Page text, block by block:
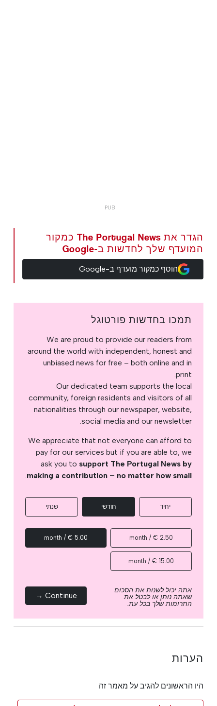
הגדר את The Portugal News כמקור
המועדף שלך לחדשות ב-Google
הוסף כמקור מועדף ב-Google
תמכו בחדשות פורטוגל
We are proud to provide our readers from
around the world with independent, honest and
unbiased news for free – both online and in
print.
Our dedicated team supports the local
community, foreign residents and visitors of all
nationalities through our newspaper, website,
social media and our newsletter.
We appreciate that not everyone can afford to
pay for our services but if you are able to, we
ask you to support The Portugal News by
making a contribution – no matter how small
.
יחיד חודשי שנתי
2.50 € / month
5.00 € / month
15.00 € / month
אתה יכול לשנות את הסכום
שאתה נותן או לבטל את
התרומות שלך בכל עת.
Continue →
הערות
היו הראשונים להגיב על מאמר זה